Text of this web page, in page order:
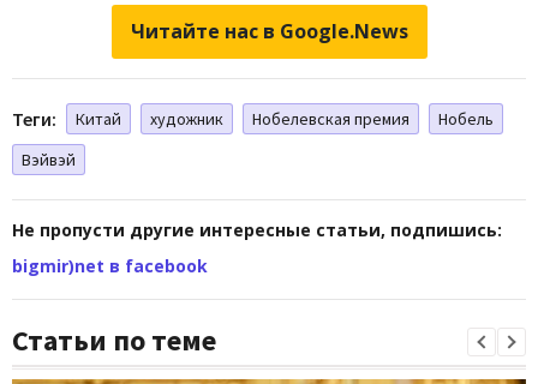
Читайте нас в Google.News
Теги: Китай художник Нобелевская премия
Нобель
Вэйвэй
Не пропусти другие интересные статьи, подпишись:
bigmir)net в facebook
Статьи по теме